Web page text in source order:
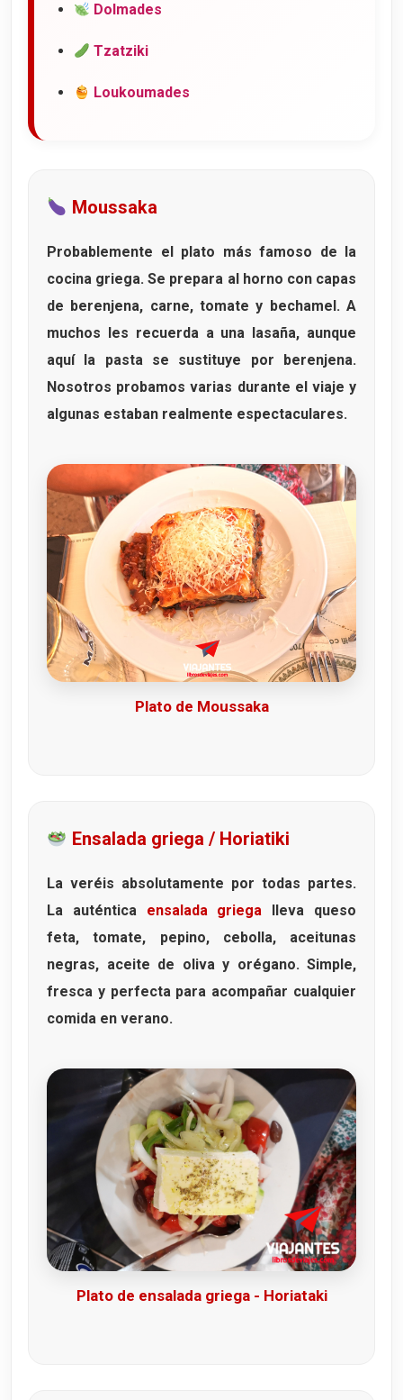
Dolmades
Tzatziki
Loukoumades
Moussaka
Probablemente el plato más famoso de la
cocina griega. Se prepara al horno con capas
de berenjena, carne,tomate y bechamel . A
muchos les recuerda a una lasaña, aunque
aquí la pasta se sustituye por berenjena.
Nosotros probamos varias durante el viaje y
algunas estaban realmente espectaculares.
Plato de Moussaka
Ensalada griega / Horiatiki
La veréis absolutamente por todas partes.
La auténtica ensalada griega lleva queso
feta,tomate, pepino, cebolla, aceitunas
negras, aceite de oliva y orégano. Simple,
fresca y perfecta para acompañar cualquier
comida en verano.
Plato de ensalada griega - Horiataki